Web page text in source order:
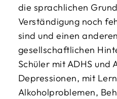
die sprachlichen
Verständigung noch
sind und einen
gesellschaftlichen
Schüler mit ADHS und
Depressionen, mit
Alkoholproblemen,